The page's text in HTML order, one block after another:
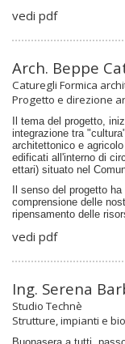
vedi pdf
Arch. Beppe
Caturegli Formica
Progetto e direzione
Il tema del progetto,
integrazione tra
architettonico e
edificati all'interno di
ettari) situato nel
Il senso del progetto
comprensione delle
ripensamento delle
vedi pdf
Ing. Serena
Studio Technè
Strutture, impianti e